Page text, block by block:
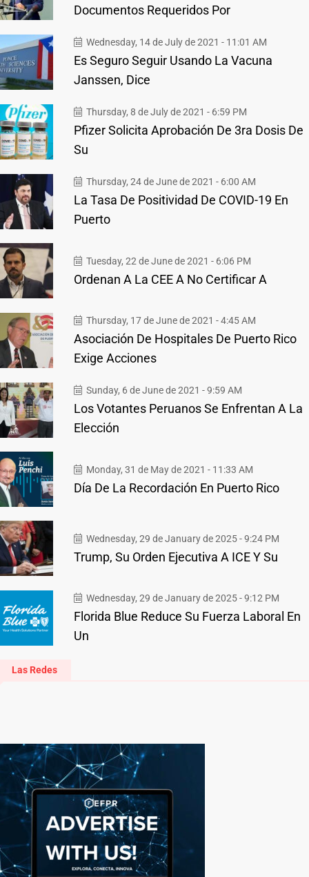
Documentos Requeridos Por
Wednesday, 14 de July de 2021 - 11:01 AM
Es Seguro Seguir Usando La Vacuna
Janssen, Dice
Thursday, 8 de July de 2021 - 6:59 PM
Pfizer Solicita Aprobación De 3ra Dosis De
Su
Thursday, 24 de June de 2021 - 6:00 AM
La Tasa De Positividad De COVID-19 En
Puerto
Tuesday, 22 de June de 2021 - 6:06 PM
Ordenan A La CEE A No Certificar A
Thursday, 17 de June de 2021 - 4:45 AM
Asociación De Hospitales De Puerto Rico
Exige Acciones
Sunday, 6 de June de 2021 - 9:59 AM
Los Votantes Peruanos Se Enfrentan A La
Elección
Monday, 31 de May de 2021 - 11:33 AM
Día De La Recordación En Puerto Rico
Wednesday, 29 de January de 2025 - 9:24 PM
Trump, Su Orden Ejecutiva A ICE Y Su
Wednesday, 29 de January de 2025 - 9:12 PM
Florida Blue Reduce Su Fuerza Laboral En
Un
Las Redes